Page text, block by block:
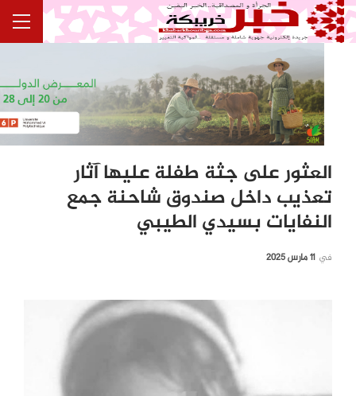
العثور على جثة طفلة عليها آثار
تعذيب داخل صندوق شاحنة جمع
النفايات بسيدي الطيبي
في 11 مارس 2025